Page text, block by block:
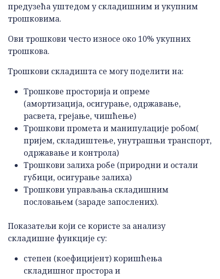
предузећа уштедом у складишним и укупним
трошковима.
Ови трошкови често износе око 10% укупних
трошкова.
Трошкови складишта се могу поделити на:
Трошкове просторија и опреме
(амортизација, осигурање, одржавање,
расвета, грејање, чишћење)
Трошкови промета и манипулације робом(
пријем, складиштење, унутрашњи транспорт,
одржавање и контрола)
Трошкови залиха робе (природни и остали
губици, осигурање залиха)
Трошкови управљања складишним
пословањем (зараде запослених).
Показатељи који се користе за анализу
складишне функције су:
степен (коефицијент) коришћења
складишног простора и